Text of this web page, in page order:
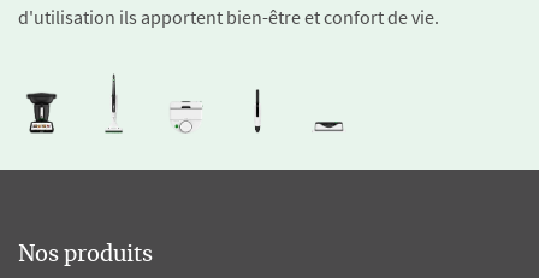
d'utilisation ils apportent bien-être et confort de vie.
Nos produits